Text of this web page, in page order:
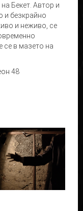
Бекет. Автор и
и безкрайно
и неживо, се
се в мазето на
48